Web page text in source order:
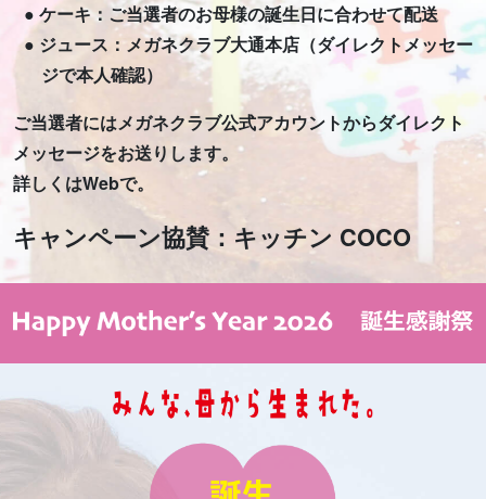
ケーキ：ご当選者のお母様の誕生日に合わせて配送
ジュース：メガネクラブ大通本店（ダイレクトメッセー
ジで本人確認）
ご当選者にはメガネクラブ公式アカウントからダイレクト
メッセージをお送りします。
詳しくはWebで。
キャンペーン協賛：キッチン COCO